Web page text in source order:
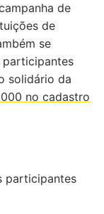
de
de
se
participantes
solidário da
no cadastro
participantes